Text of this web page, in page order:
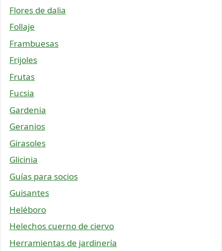
Flores de dalia
Follaje
Frambuesas
Frijoles
Frutas
Fucsia
Gardenia
Geranios
Girasoles
Glicinia
Guías para socios
Guisantes
Heléboro
Helechos cuerno de ciervo
Herramientas de jardinería